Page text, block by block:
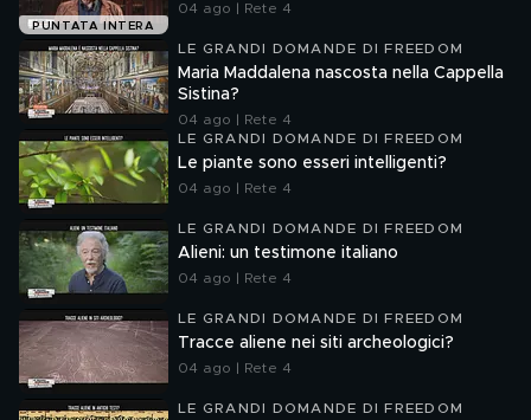
PUNTATA INTERA
04 ago | Rete 4
LE GRANDI DOMANDE DI FREEDOM
Maria Maddalena nascosta nella Cappella
Sistina?
04 ago | Rete 4
LE GRANDI DOMANDE DI FREEDOM
Le piante sono esseri intelligenti?
04 ago | Rete 4
LE GRANDI DOMANDE DI FREEDOM
Alieni: un testimone italiano
04 ago | Rete 4
LE GRANDI DOMANDE DI FREEDOM
Tracce aliene nei siti archeologici?
04 ago | Rete 4
LE GRANDI DOMANDE DI FREEDOM